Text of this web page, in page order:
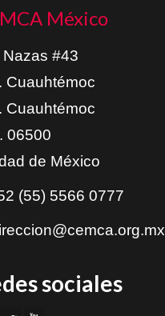
México
Nazas #43
Cuauhtémoc
Cuauhtémoc
06500
de México
(55) 5566 0777
sociales